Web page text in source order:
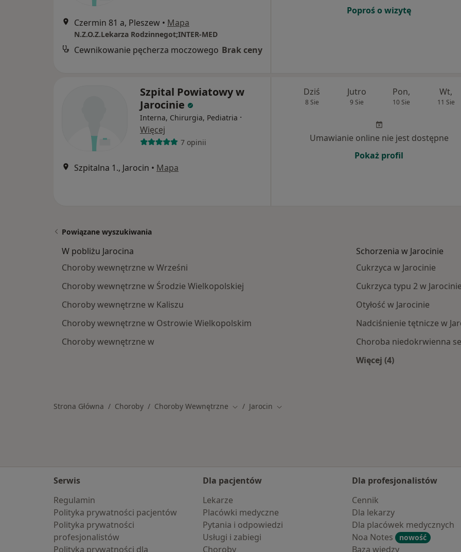
Czermin 81 a, Pleszew • Mapa
N.Z.O.Z.Lekarza Rodzinnegot;INTER-MED
Cewnikowanie pęcherza moczowego Brak ceny
Poproś o wizytę
Szpital Powiatowy w
Jarocinie
Interna, Chirurgia, Pediatria ·
Więcej
7 opinii
Szpitalna 1., Jarocin • Mapa
Dziś
8 Sie
Jutro
9 Sie
Pon,
10 Sie
Wt,
11 Sie
Umawianie online nie jest dostępne
Pokaż profil
Powiązane wyszukiwania
W pobliżu Jarocina
Choroby wewnętrzne w Wrześni
Choroby wewnętrzne w Środzie Wielkopolskiej
Choroby wewnętrzne w Kaliszu
Choroby wewnętrzne w Ostrowie Wielkopolskim
Choroby wewnętrzne w
Schorzenia w Jarocinie
Cukrzyca w Jarocinie
Cukrzyca typu 2 w Jarocinie
Otyłość w Jarocinie
Nadciśnienie tętnicze w
Choroba niedokrwienna
Więcej (4)
Strona Główna Choroby Choroby Wewnętrzne Zmień miasto
Jarocin Zmień miasto
Serwis
Regulamin
Polityka prywatności pacjentów
Polityka prywatności
profesjonalistów
Polityka prywatności dla
Dla pacjentów
Lekarze
Placówki medyczne
Pytania i odpowiedzi
Usługi i zabiegi
Choroby
Dla profesjonalistów
Cennik
Dla lekarzy
Dla placówek medycznych
Noa Notes
nowość
Baza wiedzy